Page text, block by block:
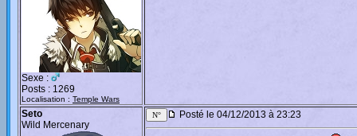
Sexe :
Posts : 1269
Localisation : Temple Wars
Seto
Wild Mercenary
Posté le 04/12/2013 à 23:23